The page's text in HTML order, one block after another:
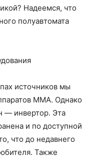
Надеемся, что
полуавтомата
источников мы
MMA. Однако
— инвертор. Эта
и по доступной
что до недавнего
Также